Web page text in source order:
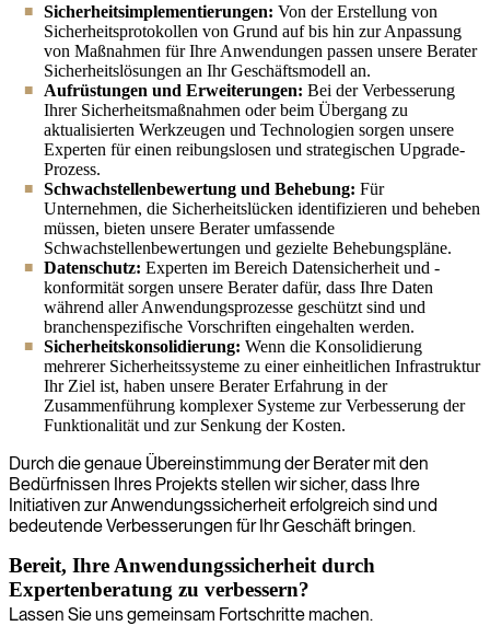
Sicherheitsimplementierungen: Von der Erstellung von
Sicherheitsprotokollen von Grund auf bis hin zur Anpassung
von Maßnahmen für Ihre Anwendungen passen unsere Berater
Sicherheitslösungen an Ihr Geschäftsmodell an.
Aufrüstungen und Erweiterungen: Bei der Verbesserung
Ihrer Sicherheitsmaßnahmen oder beim Übergang zu
aktualisierten Werkzeugen und Technologien sorgen unsere
Experten für einen reibungslosen und strategischen Upgrade-
Prozess.
Schwachstellenbewertung und Behebung: Für
Unternehmen, die Sicherheitslücken identifizieren und beheben
müssen, bieten unsere Berater umfassende
Schwachstellenbewertungen und gezielte Behebungspläne.
Datenschutz: Experten im Bereich Datensicherheit und -
konformität sorgen unsere Berater dafür, dass Ihre Daten
während aller Anwendungsprozesse geschützt sind und
branchenspezifische Vorschriften eingehalten werden.
Sicherheitskonsolidierung: Wenn die Konsolidierung
mehrerer Sicherheitssysteme zu einer einheitlichen Infrastruktur
Ihr Ziel ist, haben unsere Berater Erfahrung in der
Zusammenführung komplexer Systeme zur Verbesserung der
Funktionalität und zur Senkung der Kosten.
Durch die genaue Übereinstimmung der Berater mit den
Bedürfnissen Ihres Projekts stellen wir sicher, dass Ihre
Initiativen zur Anwendungssicherheit erfolgreich sind und
bedeutende Verbesserungen für Ihr Geschäft bringen.
Bereit, Ihre Anwendungssicherheit durch
Expertenberatung zu verbessern?
Lassen Sie uns gemeinsam Fortschritte machen.